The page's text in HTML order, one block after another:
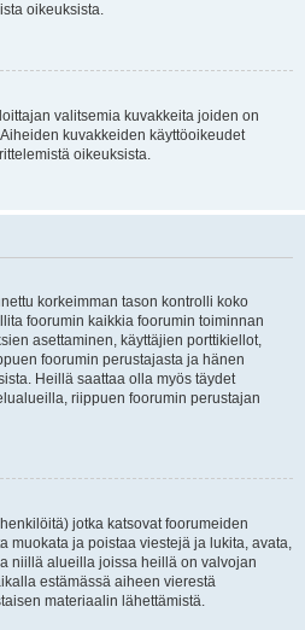
oikeuksista.
valitsemia kuvakkeita joiden on
kuvakkeiden käyttöoikeudet
oikeuksista.
korkeimman tason kontrolli koko
foorumin kaikkia foorumin toiminnan
asettaminen, käyttäjien porttikiellot,
foorumin perustajasta ja hänen
Heillä saattaa olla myös täydet
riippuen foorumin perustajan
jotka katsovat foorumeiden
muokata ja poistaa viestejä ja lukita, avata,
niillä alueilla joissa heillä on valvojan
estämässä aiheen vierestä
materiaalin lähettämistä.